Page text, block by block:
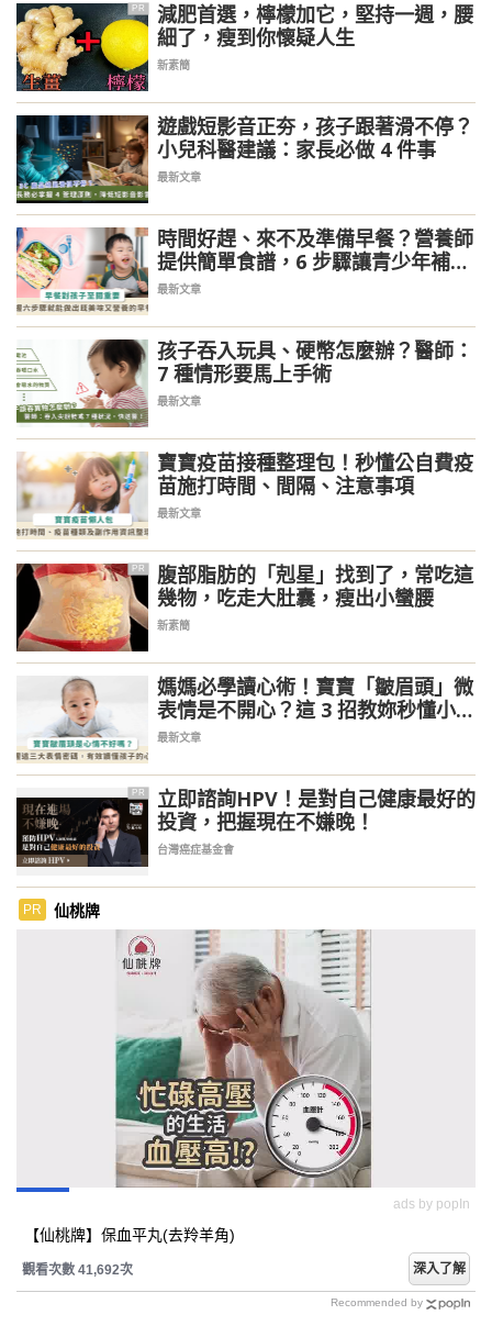
PR
減肥首選，檸檬加它，堅持一週，腰
細了，瘦到你懷疑人生
新素簡
遊戲短影音正夯，孩子跟著滑不停？
小兒科醫建議：家長必做 4 件事
最新文章
時間好趕、來不及準備早餐？營養師
提供簡單食譜，6 步驟讓青少年補充
鈣質、膳食纖維
最新文章
孩子吞入玩具、硬幣怎麼辦？醫師：
7 種情形要馬上手術
最新文章
寶寶疫苗接種整理包！秒懂公自費疫
苗施打時間、間隔、注意事項
最新文章
PR
腹部脂肪的「剋星」找到了，常吃這
幾物，吃走大肚囊，瘦出小蠻腰
新素簡
媽媽必學讀心術！寶寶「皺眉頭」微
表情是不開心？這 3 招教妳秒懂小寶
貝情緒
最新文章
PR
立即諮詢HPV！是對自己健康最好的
投資，把握現在不嫌晚！
台灣癌症基金會
PR 仙桃牌
ads by popIn
【仙桃牌】保血平丸(去羚羊角)
觀看次數 41,692次 深入了解
Recommended by